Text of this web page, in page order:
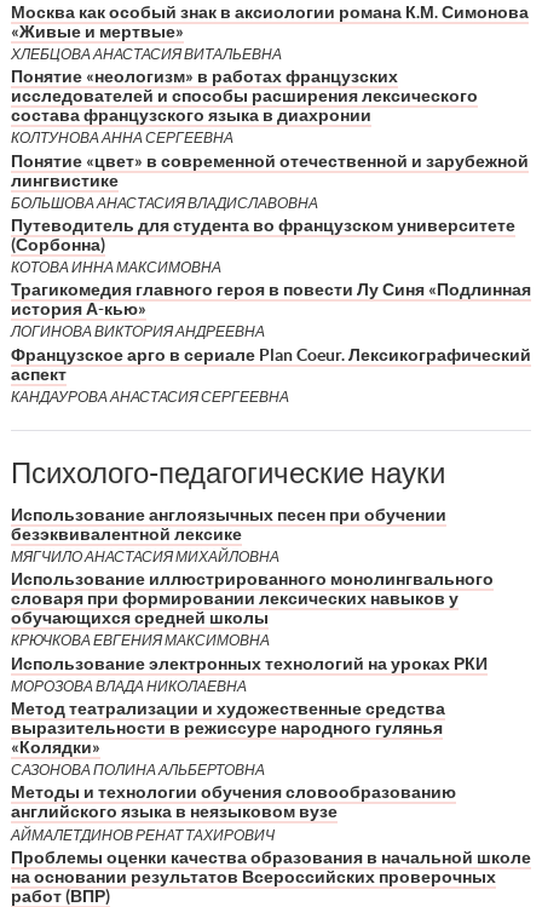
Москва как особый знак в аксиологии романа К.М. Симонова
«Живые и мертвые»
ХЛЕБЦОВА АНАСТАСИЯ ВИТАЛЬЕВНА
Понятие «неологизм» в работах французских
исследователей и способы расширения лексического
состава французского языка в диахронии
КОЛТУНОВА АННА СЕРГЕЕВНА
Понятие «цвет» в современной отечественной и зарубежной
лингвистике
БОЛЬШОВА АНАСТАСИЯ ВЛАДИСЛАВОВНА
Путеводитель для студента во французском университете
(Сорбонна)
КОТОВА ИННА МАКСИМОВНА
Трагикомедия главного героя в повести Лу Синя «Подлинная
история А-кью»
ЛОГИНОВА ВИКТОРИЯ АНДРЕЕВНА
Французское арго в сериале Plan Coeur. Лексикографический
аспект
КАНДАУРОВА АНАСТАСИЯ СЕРГЕЕВНА
Психолого-педагогические науки
Использование англоязычных песен при обучении
безэквивалентной лексике
МЯГЧИЛО АНАСТАСИЯ МИХАЙЛОВНА
Использование иллюстрированного монолингвального
словаря при формировании лексических навыков у
обучающихся средней школы
КРЮЧКОВА ЕВГЕНИЯ МАКСИМОВНА
Использование электронных технологий на уроках РКИ
МОРОЗОВА ВЛАДА НИКОЛАЕВНА
Метод театрализации и художественные средства
выразительности в режиссуре народного гулянья
«Колядки»
САЗОНОВА ПОЛИНА АЛЬБЕРТОВНА
Методы и технологии обучения словообразованию
английского языка в неязыковом вузе
АЙМАЛЕТДИНОВ РЕНАТ ТАХИРОВИЧ
Проблемы оценки качества образования в начальной школе
на основании результатов Всероссийских проверочных
работ (ВПР)